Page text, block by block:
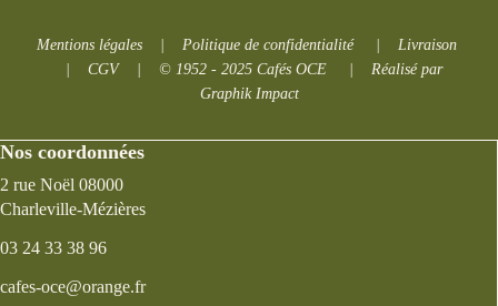
Mentions légales Politique de confidentialité| Livraison
CGV| © 1952 - 2025 Cafés OCE| Réalisé par
Graphik Impact
Nos coordonnées
2 rue Noël 08000
Charleville-Mézières
03 24 33 38 96
cafes-oce@orange.fr